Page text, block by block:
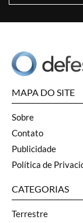
MAPA DO SITE
Sobre
Contato
Publicidade
Política de
CATEGORIAS
Terrestre